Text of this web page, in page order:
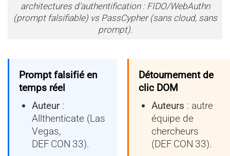
architectures d’authentification : FIDO/WebAuthn
(prompt falsifiable) vs PassCypher (sans cloud, sans
prompt).
Prompt falsifié en
temps réel
Auteur:
Allthenticate (Las
Vegas,
DEF CON 33).
Détournement de
clic DOM
Auteurs : autre
équipe de
chercheurs
(DEF CON 33).